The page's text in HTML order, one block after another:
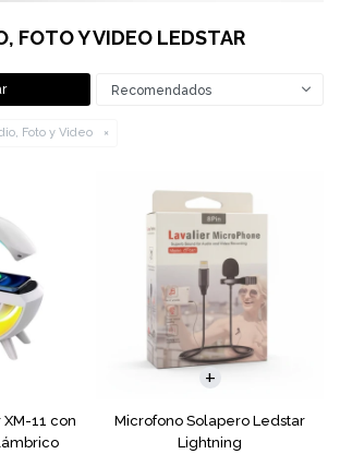
FOTO Y VIDEO LEDSTAR
Recomendados
Foto y Video
11 con
Microfono Solapero Ledstar
Lightning